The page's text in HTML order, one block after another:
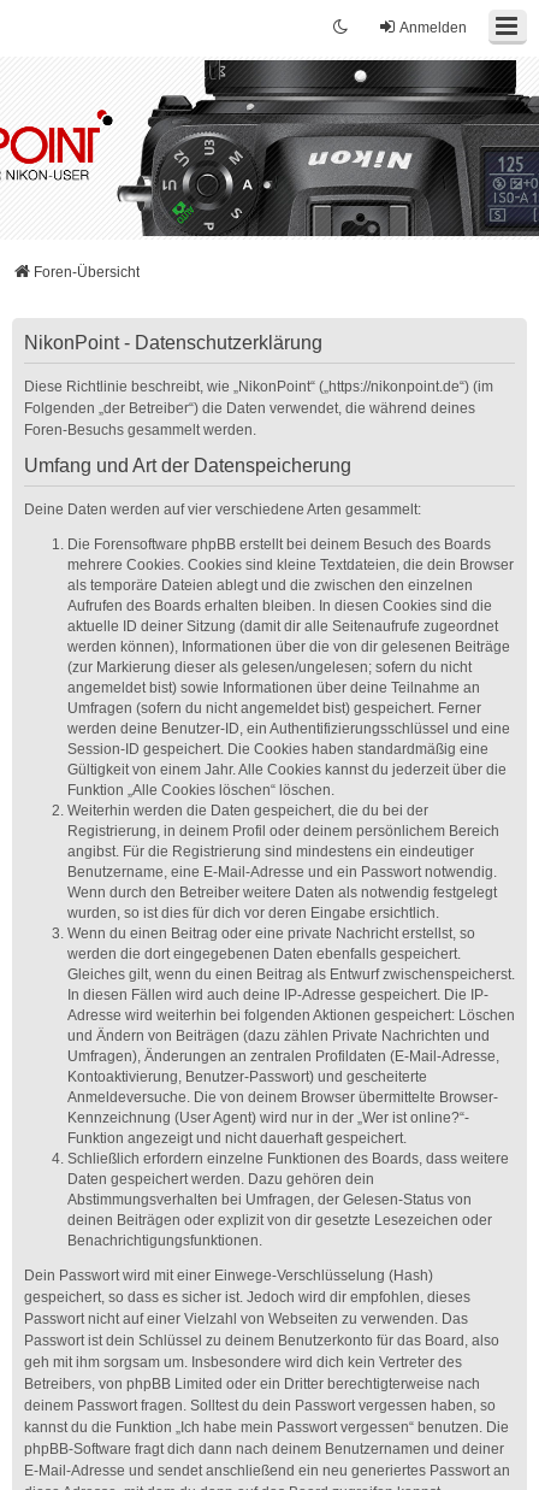
Anmelden
Foren-Übersicht
NikonPoint - Datenschutzerklärung
Diese Richtlinie beschreibt, wie „NikonPoint“ („https://nikonpoint.de“) (im
Folgenden „der Betreiber“) die Daten verwendet, die während deines
Foren-Besuchs gesammelt werden.
Umfang und Art der Datenspeicherung
Deine Daten werden auf vier verschiedene Arten gesammelt:
Die Forensoftware phpBB erstellt bei deinem Besuch des Boards
mehrere Cookies. Cookies sind kleine Textdateien, die dein Browser
als temporäre Dateien ablegt und die zwischen den einzelnen
Aufrufen des Boards erhalten bleiben. In diesen Cookies sind die
aktuelle ID deiner Sitzung (damit dir alle Seitenaufrufe zugeordnet
werden können), Informationen über die von dir gelesenen Beiträge
(zur Markierung dieser als gelesen/ungelesen; sofern du nicht
angemeldet bist) sowie Informationen über deine Teilnahme an
Umfragen (sofern du nicht angemeldet bist) gespeichert. Ferner
werden deine Benutzer-ID, ein Authentifizierungsschlüssel und eine
Session-ID gespeichert. Die Cookies haben standardmäßig eine
Gültigkeit von einem Jahr. Alle Cookies kannst du jederzeit über die
Funktion „Alle Cookies löschen“ löschen.
Weiterhin werden die Daten gespeichert, die du bei der
Registrierung, in deinem Profil oder deinem persönlichem Bereich
angibst. Für die Registrierung sind mindestens ein eindeutiger
Benutzername, eine E-Mail-Adresse und ein Passwort notwendig.
Wenn durch den Betreiber weitere Daten als notwendig festgelegt
wurden, so ist dies für dich vor deren Eingabe ersichtlich.
Wenn du einen Beitrag oder eine private Nachricht erstellst, so
werden die dort eingegebenen Daten ebenfalls gespeichert.
Gleiches gilt, wenn du einen Beitrag als Entwurf zwischenspeicherst.
In diesen Fällen wird auch deine IP-Adresse gespeichert. Die IP-
Adresse wird weiterhin bei folgenden Aktionen gespeichert: Löschen
und Ändern von Beiträgen (dazu zählen Private Nachrichten und
Umfragen), Änderungen an zentralen Profildaten (E-Mail-Adresse,
Kontoaktivierung, Benutzer-Passwort) und gescheiterte
Anmeldeversuche. Die von deinem Browser übermittelte Browser-
Kennzeichnung (User Agent) wird nur in der „Wer ist online?“-
Funktion angezeigt und nicht dauerhaft gespeichert.
Schließlich erfordern einzelne Funktionen des Boards, dass weitere
Daten gespeichert werden. Dazu gehören dein
Abstimmungsverhalten bei Umfragen, der Gelesen-Status von
deinen Beiträgen oder explizit von dir gesetzte Lesezeichen oder
Benachrichtigungsfunktionen.
Dein Passwort wird mit einer Einwege-Verschlüsselung (Hash)
gespeichert, so dass es sicher ist. Jedoch wird dir empfohlen, dieses
Passwort nicht auf einer Vielzahl von Webseiten zu verwenden. Das
Passwort ist dein Schlüssel zu deinem Benutzerkonto für das Board, also
geh mit ihm sorgsam um. Insbesondere wird dich kein Vertreter des
Betreibers, von phpBB Limited oder ein Dritter berechtigterweise nach
deinem Passwort fragen. Solltest du dein Passwort vergessen haben, so
kannst du die Funktion „Ich habe mein Passwort vergessen“ benutzen. Die
phpBB-Software fragt dich dann nach deinem Benutzernamen und deiner
E-Mail-Adresse und sendet anschließend ein neu generiertes Passwort an